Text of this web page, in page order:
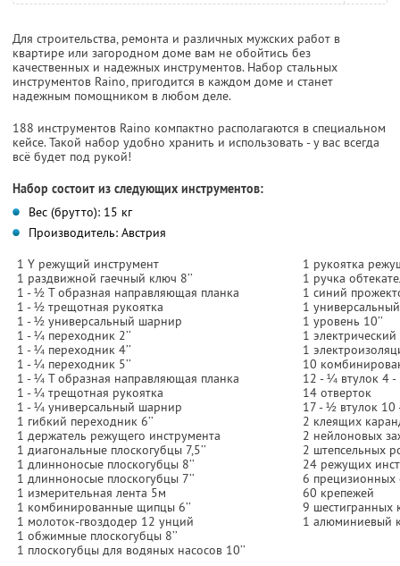
Для строительства, ремонта и различных мужских работ в
квартире или загородном доме вам не обойтись без
качественных и надежных инструментов. Набор стальных
инструментов Raino, пригодится в каждом доме и станет
надежным помощником в любом деле.
188 инструментов Raino компактно располагаются в специальном
кейсе. Такой набор удобно хранить и использовать - у вас всегда
всё будет под рукой!
Набор состоит из следующих инструментов:
Вес (брутто): 15 кг
Производитель: Австрия
1 Y режущий инструмент
1 раздвижной гаечный ключ 8’’
1 - ½ Т образная направляющая планка
1 - ½ трещотная рукоятка
1 - ½ универсальный шарнир
1 - ¼ переходник 2’’
1 - ¼ переходник 4’’
1 - ¼ переходник 5’’
1 - ¼ Т образная направляющая планка
1 - ¼ трещотная рукоятка
1 - ¼ универсальный шарнир
1 гибкий переходник 6’’
1 держатель режущего инструмента
1 диагональные плоскогубцы 7,5’’
1 длинноносые плоскогубцы 8’’
1 длинноносые плоскогубцы 7’’
1 измерительная лента 5м
1 комбинированные щипцы 6’’
1 молоток-гвоздодер 12 унций
1 обжимные плоскогубцы 8’’
1 плоскогубцы для водяных насосов 10’’
1 рукоятка
1 ручка
1 синий
1
1 уровень 10’’
1
1
10
12 - ¼ втулок 4 -
14 отверток
17 - ½ втулок 10
2 клеящих
2 нейлоновых
2 штепсельных
24 режущих
6 прецизионных
60 крепежей
9 шестигранных
1 алюминиевый